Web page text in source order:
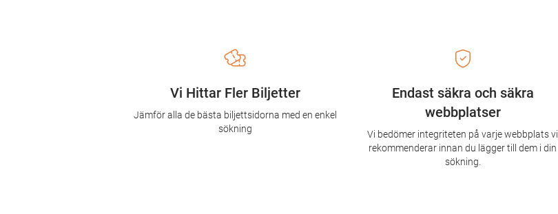
Endast säkra och säkra
webbplatser
Vi bedömer integriteten på varje webbplats vi
rekommenderar innan du lägger till dem i din
sökning.
Vi Hittar Fler Biljetter
Jämför alla de bästa biljettsidorna med en enkel
sökning